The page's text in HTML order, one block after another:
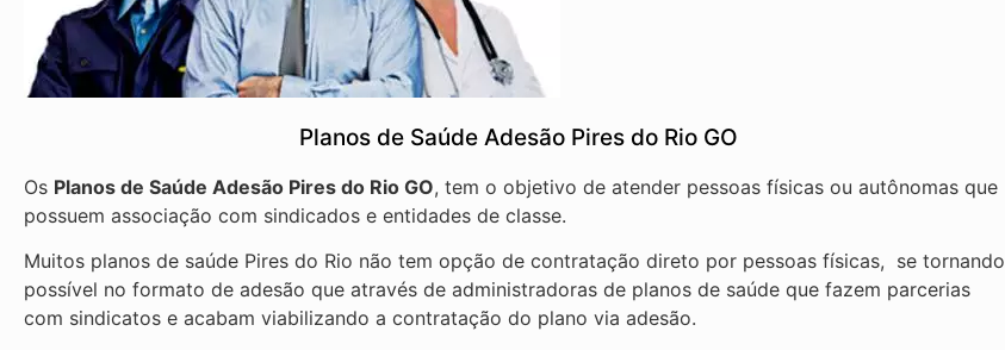
Planos de Saúde Adesão Pires do Rio GO
Os Planos de Saúde Adesão Pires do Rio GO, tem o objetivo de atender pessoas físicas ou autônomas que
possuem associação com sindicados e entidades de classe.
Muitos planos de saúde Pires do Rio não tem opção de contratação direto por pessoas físicas, se tornando
possível no formato de adesão que através de administradoras de planos de saúde que fazem parcerias
com sindicatos e acabam viabilizando a contratação do plano via adesão.